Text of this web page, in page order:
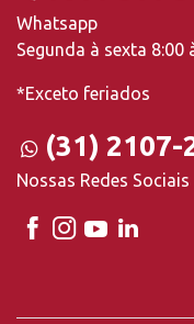
Whatsapp
Segunda à sexta 8:00
*Exceto feriados
(31) 2107-
Nossas Redes Sociais